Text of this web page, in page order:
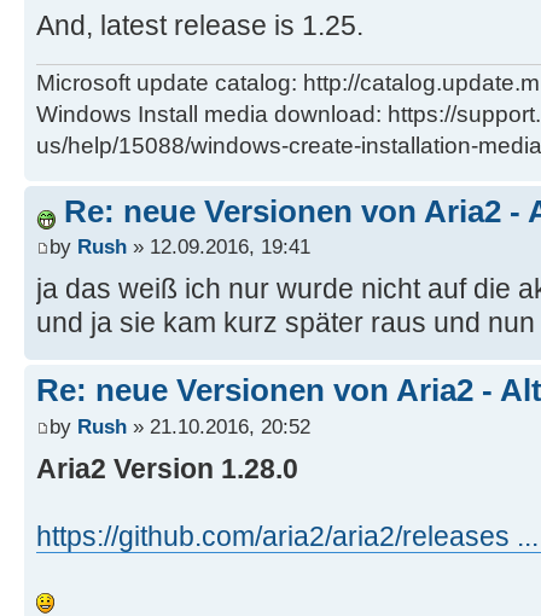
And, latest release is 1.25.
Microsoft update catalog: http://
Windows Install media download: https://
us/help/15088/windows-create-installation-media
Re: neue Versionen von Aria2 -
by Rush » 12.09.2016, 19:41
ja das weiß ich nur wurde nicht auf die
und ja sie kam kurz später raus und
Re: neue Versionen von Aria2 -
by Rush » 21.10.2016, 20:52
Aria2 Version 1.28.0
https://github.com/aria2/aria2/releases